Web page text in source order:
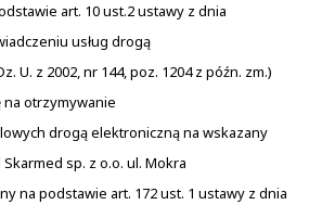
art. 10 ust.2 ustawy z dnia
usług drogą
U. z 2002, nr 144, poz. 1204 z późn. zm.)
otrzymywanie
drogą elektroniczną na wskazany
sp. z o.o. ul. Mokra
na podstawie art. 172 ust. 1 ustawy z dnia